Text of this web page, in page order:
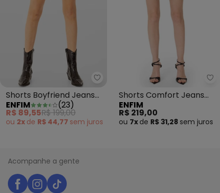
Enfim - Shorts Boyfriend Jeans
Shorts Boyfriend Jeans
Vermelho
ENFIM (23)
R$ 89,55R$ 199,00
ou 2x de R$ 44,77 sem juros
Shorts Comfort Jeans
Cintura Alta Azul
ENFIM
R$ 219,00
ou 7x de R$ 31,28 sem juros
Acompanhe a gente